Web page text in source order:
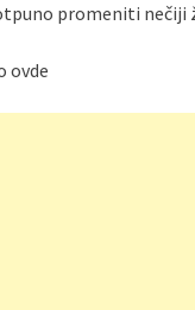
promeniti nečiji
ovde